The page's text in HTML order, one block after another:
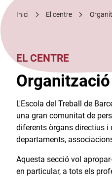
Inici El centre
EL CENTRE
Organització
L'Escola del Treball de
una gran comunitat de
diferents òrgans directius i
departaments,
Aquesta secció vol
en particular, a tots els